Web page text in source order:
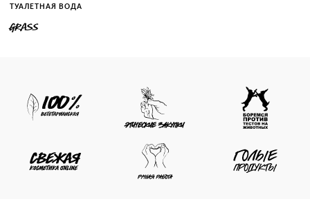
ТУАЛЕТНАЯ ВОДА
GRASS